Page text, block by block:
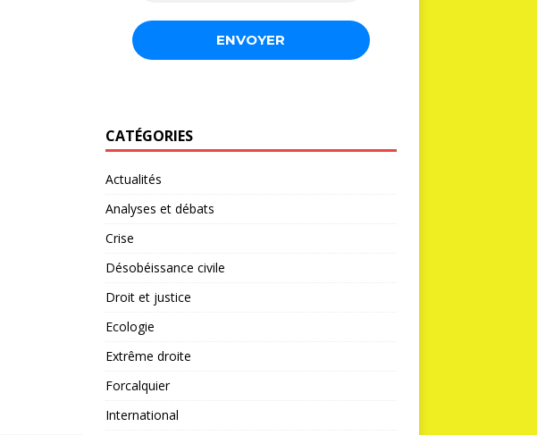
CATÉGORIES
Actualités
Analyses et débats
Crise
Désobéissance civile
Droit et justice
Ecologie
Extrême droite
Forcalquier
International